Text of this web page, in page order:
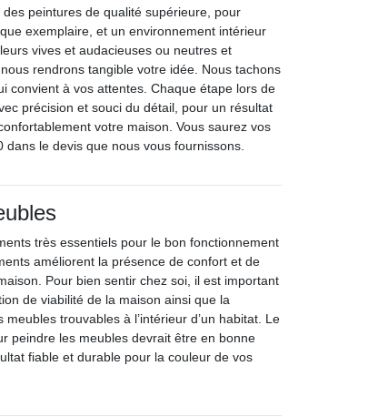
peintures de qualité supérieure, pour
exemplaire, et un environnement intérieur
vives et audacieuses ou neutres et
rendrons tangible votre idée. Nous tachons
convient à vos attentes. Chaque étape lors de
précision et souci du détail, pour un résultat
votre maison. Vous saurez vos
le devis que nous vous fournissons.
très essentiels pour le bon fonctionnement
améliorent la présence de confort et de
Pour bien sentir chez soi, il est important
de viabilité de la maison ainsi que la
trouvables à l’intérieur d’un habitat. Le
peindre les meubles devrait être en bonne
fiable et durable pour la couleur de vos